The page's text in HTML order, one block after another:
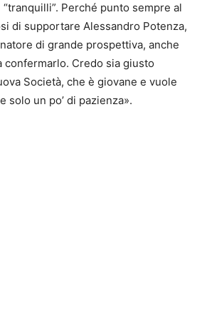
Perché punto sempre al
di supportare Alessandro Potenza,
di grande prospettiva, anche
confermarlo. Credo sia giusto
Società, che è giovane e vuole
solo un po’ di pazienza».